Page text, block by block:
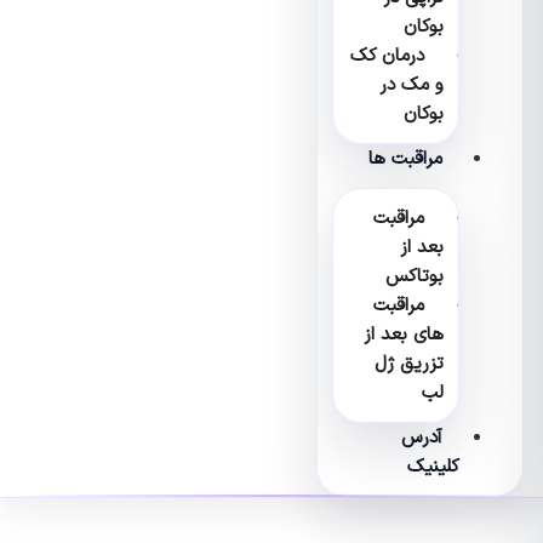
بوکان
درمان کک
و مک در
بوکان
مراقبت ها
مراقبت
بعد از
بوتاکس
مراقبت
های بعد از
تزریق ژل
آدرس
کلینیک